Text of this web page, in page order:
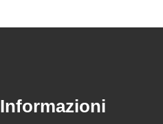
Informazioni